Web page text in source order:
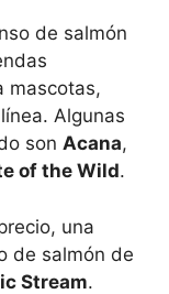
de salmón
mascotas,
Algunas
son Acana,
of the Wild.
una
de salmón de
Stream.